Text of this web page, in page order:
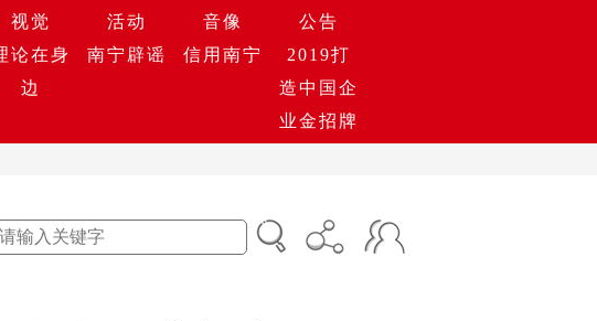
视觉 活动 音像
公告
论在身
边
南宁辟谣 信用南宁
2019打
造中国企
业金招牌